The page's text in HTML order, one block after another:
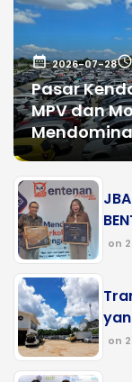
date_range 2026-07-28schedule
Pasar
MPV dan
on
on